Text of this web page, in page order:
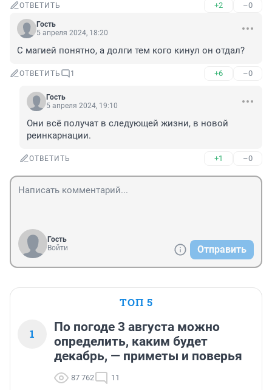
ОТВЕТИТЬ +2 –0
Гость
5 апреля 2024, 18:20
С магией понятно, а долги тем кого кинул он отдал?
ОТВЕТИТЬ 1 +6 –0
Гость
5 апреля 2024, 19:10
Они всё получат в следующей жизни, в новой
реинкарнации.
ОТВЕТИТЬ +1 –0
Гость
Войти
Отправить
ТОП 5
1
По погоде 3 августа можно
определить, каким будет
декабрь, — приметы и поверья
87 762 11